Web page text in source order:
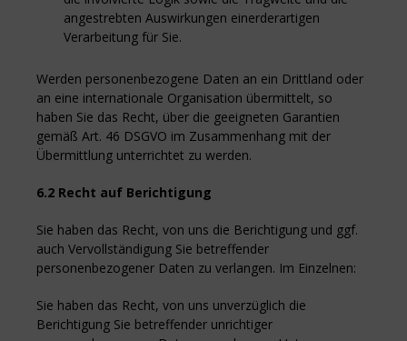
angestrebten Auswirkungen einerderartigen
Verarbeitung für Sie.
Werden personenbezogene Daten an ein Drittland oder
an eine internationale Organisation übermittelt, so
haben Sie das Recht, über die geeigneten Garantien
gemäß Art. 46 DSGVO im Zusammenhang mit der
Übermittlung unterrichtet zu werden.
6.2 Recht auf Berichtigung
Sie haben das Recht, von uns die Berichtigung und ggf.
auch Vervollständigung Sie betreffender
personenbezogener Daten zu verlangen. Im Einzelnen:
Sie haben das Recht, von uns unverzüglich die
Berichtigung Sie betreffender unrichtiger